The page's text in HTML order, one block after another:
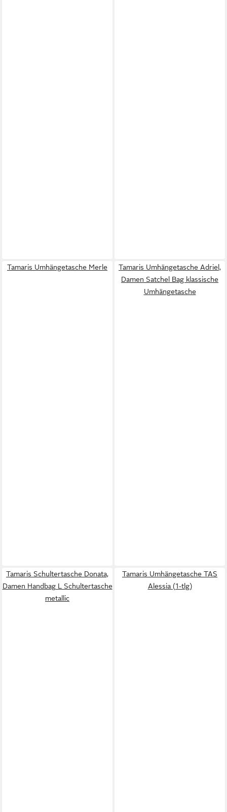
Tamaris Umhängetasche Merle
Tamaris Umhängetasche Adriel,
Damen Satchel Bag klassische
Umhängetasche
Tamaris Schultertasche Donata,
Damen Handbag L Schultertasche
metallic
Tamaris Umhängetasche TAS
Alessia (1-tlg)